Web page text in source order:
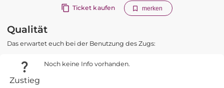
Ticket kaufen merken
Qualität
Das erwartet euch bei der Benutzung des Zugs:
Zustieg
Noch keine Info vorhanden.